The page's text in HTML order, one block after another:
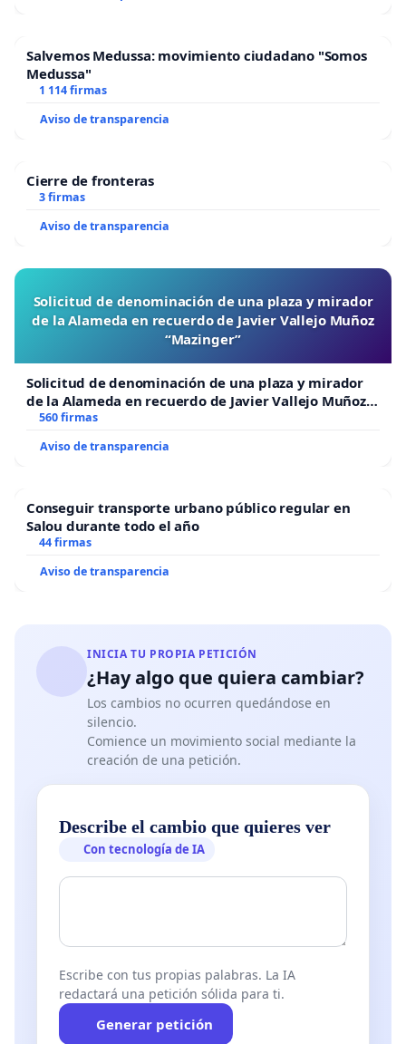
Salvemos Medussa: movimiento ciudadano "Somos
Medussa"
1 114 firmas
Aviso de transparencia
Cierre de fronteras
3 firmas
Aviso de transparencia
Solicitud de denominación de una plaza y mirador
de la Alameda en recuerdo de Javier Vallejo Muñoz
“Mazinger”
Solicitud de denominación de una plaza y mirador
de la Alameda en recuerdo de Javier Vallejo Muñoz
“Mazinger”
560 firmas
Aviso de transparencia
Conseguir transporte urbano público regular en
Salou durante todo el año
44 firmas
Aviso de transparencia
INICIA TU PROPIA PETICIÓN
¿Hay algo que quiera cambiar?
Los cambios no ocurren quedándose en
silencio.
Comience un movimiento social mediante la
creación de una petición.
Describe el cambio que quieres ver
Con tecnología de IA
Escribe con tus propias palabras. La IA
redactará una petición sólida para ti.
Generar petición